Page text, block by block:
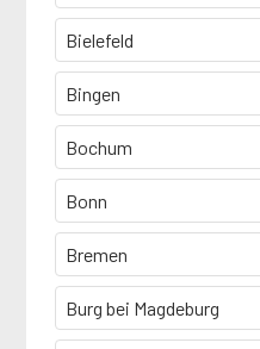
Bielefeld
Bingen
Bochum
Bonn
Bremen
Burg bei Magdeburg